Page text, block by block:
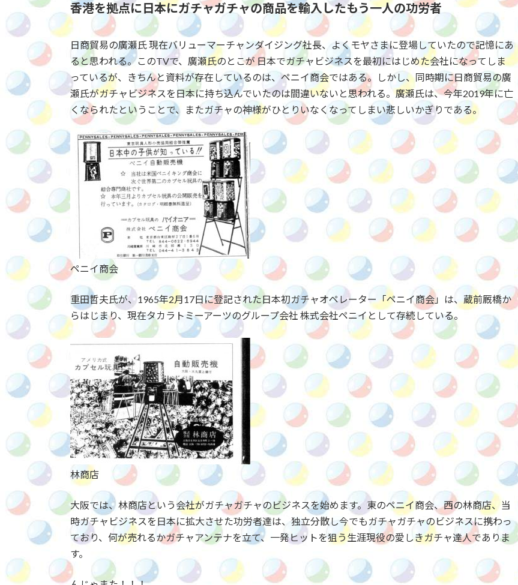
香港を拠点に日本にガチャガチャの商品を輸入したもう一人の功労者
日商貿易の廣瀬氏 現在バリューマーチャンダイジング社長、よくモヤさまに登場していたので記憶にあ
ると思われる。このTVで、廣瀬氏のとこが 日本でガチャビジネスを最初にはじめた会社になってしま
っているが、きちんと資料が存在しているのは、ペニイ商会ではある。しかし、同時期に日商貿易の廣
瀬氏がガチャビジネスを日本に持ち込んでいたのは間違いないと思われる。廣瀬氏は、今年2019年に亡
くなられたということで、またガチャの神様がひとりいなくなってしまい悲しいかぎりである。
ペニイ商会
重田哲夫氏が、1965年2月17日に登記された日本初ガチャオペレーター「ペニイ商会」は、蔵前厩橋か
らはじまり、現在タカラトミーアーツのグループ会社 株式会社ペニイとして存続している。
林商店
大阪では、林商店という会社がガチャガチャのビジネスを始めます。東のペニイ商会、西の林商店、当
時ガチャビジネスを日本に拡大させた功労者達は、独立分散し今でもガチャガチャのビジネスに携わっ
ており、何が売れるかガチャアンテナを立て、一発ヒットを狙う生涯現役の愛しきガチャ達人でありま
す。